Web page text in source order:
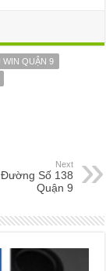
WIN QUẬN 9
Next
Số 138
Quận 9